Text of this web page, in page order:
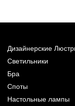
Дизайнерские
Светильники
Бра
Споты
Настольные лампы